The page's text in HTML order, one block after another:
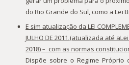
do Rio Grande do Sul, como a Lei
E sim atualização da LEI
JULHO DE 2011.(atualizada até
2018) – com as normas
Dispõe sobre o Regime Próprio